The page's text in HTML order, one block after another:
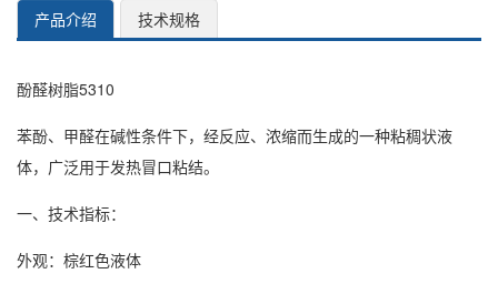
产品介绍 技术规格
酚醛树脂5310
苯酚、甲醛在碱性条件下，经反应、浓缩而生成的一种粘稠状液
体，广泛用于发热冒口粘结。
一、技术指标：
外观：棕红色液体